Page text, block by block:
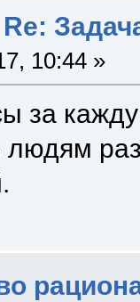
Re:
10:44 »
за
людям